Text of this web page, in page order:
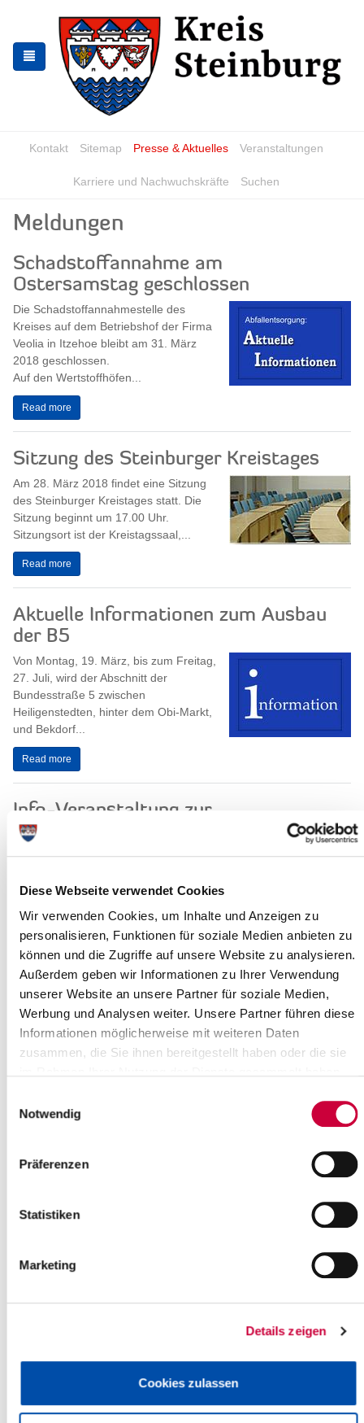
Diese Webseite verwendet Cookies
Wir verwenden Cookies, um Inhalte und Anzeigen zu
personalisieren, Funktionen für soziale Medien anbieten zu
können und die Zugriffe auf unsere Website zu analysieren.
Außerdem geben wir Informationen zu Ihrer Verwendung
unserer Website an unsere Partner für soziale Medien,
Werbung und Analysen weiter. Unsere Partner führen diese
Informationen möglicherweise mit weiteren Daten
zusammen, die Sie ihnen bereitgestellt haben oder die sie
Notwendig
Präferenzen
Statistiken
Marketing
Details zeigen
Cookies zulassen
the
navigation
the
content
Kontakt Sitemap Presse & Aktuelles Veranstaltungen
Karriere und Nachwuchskräfte Suchen
Meldungen
Schadstoffannahme am
Ostersamstag geschlossen
Die Schadstoffannahmestelle des
Kreises auf dem Betriebshof der Firma
Veolia in Itzehoe bleibt am 31. März
2018 geschlossen.
Auf den Wertstoffhöfen...
Read more
Sitzung des Steinburger Kreistages
Am 28. März 2018 findet eine Sitzung
des Steinburger Kreistages statt. Die
Sitzung beginnt um 17.00 Uhr.
Sitzungsort ist der Kreistagssaal,...
Read more
Aktuelle Informationen zum Ausbau
der B5
Von Montag, 19. März, bis zum Freitag,
27. Juli, wird der Abschnitt der
Bundesstraße 5 zwischen
Heiligenstedten, hinter dem Obi-Markt,
und Bekdorf...
Read more
Info-Veranstaltung zur
Kindertagespflege
Die nächste Info-Veranstaltung zum Thema Kindertagespflege
Raum 226 (1. Stock) des...
Read more
Stadtradeln 2018: Sieger geehrt
Der Himmel hat sich ganz offensichtlich
mit gefreut: Bei herrlichstem
Sonnenschein wurden die diesjährigen
Gewinner der Klimaschutzkampagne...
17.00 Uhr, tagt der Hauptausschuss
Kreistagssaal,...
Landrat besucht "Energie-Checker
Bildungsangebot des Schleswig-
Holstein Energieeffizienz-Zentrums
SHeff-Z-Team zu...